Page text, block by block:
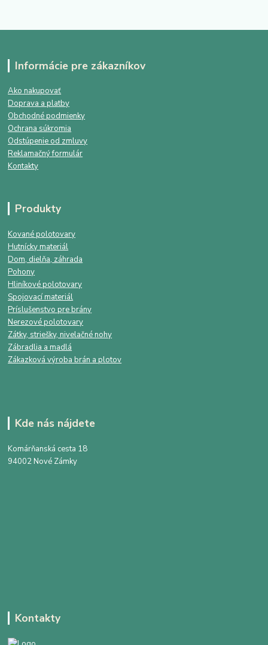
Informácie pre zákazníkov
Ako nakupovať
Doprava a platby
Obchodné podmienky
Ochrana súkromia
Odstúpenie od zmluvy
Reklamačný formulár
Kontakty
Produkty
Kované polotovary
Hutnícky materiál
Dom, dielňa, záhrada
Pohony
Hliníkové polotovary
Spojovací materiál
Príslušenstvo pre brány
Nerezové polotovary
Zátky, striešky, nivelačné nohy
Zábradlia a madlá
Zákazková výroba brán a plotov
Kde nás nájdete
Komárňanská cesta 18
94002 Nové Zámky
Kontakty